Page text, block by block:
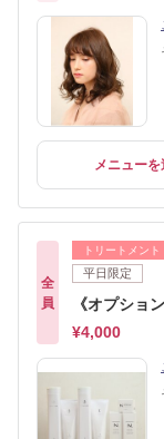
メニューを
全
員
トリートメント
平日限定
《オプシ
¥4,000